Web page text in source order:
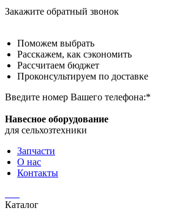
Закажите обратный звонок
Поможем выбрать
Расскажем, как сэкономить
Рассчитаем бюджет
Проконсультируем по доставке
Введите номер Вашего телефона:*
Навесное оборудование
для сельхозтехники
Запчасти
О нас
Контакты
Каталог